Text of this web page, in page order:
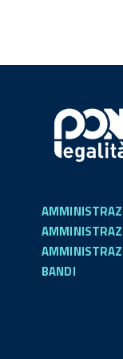
BANDI